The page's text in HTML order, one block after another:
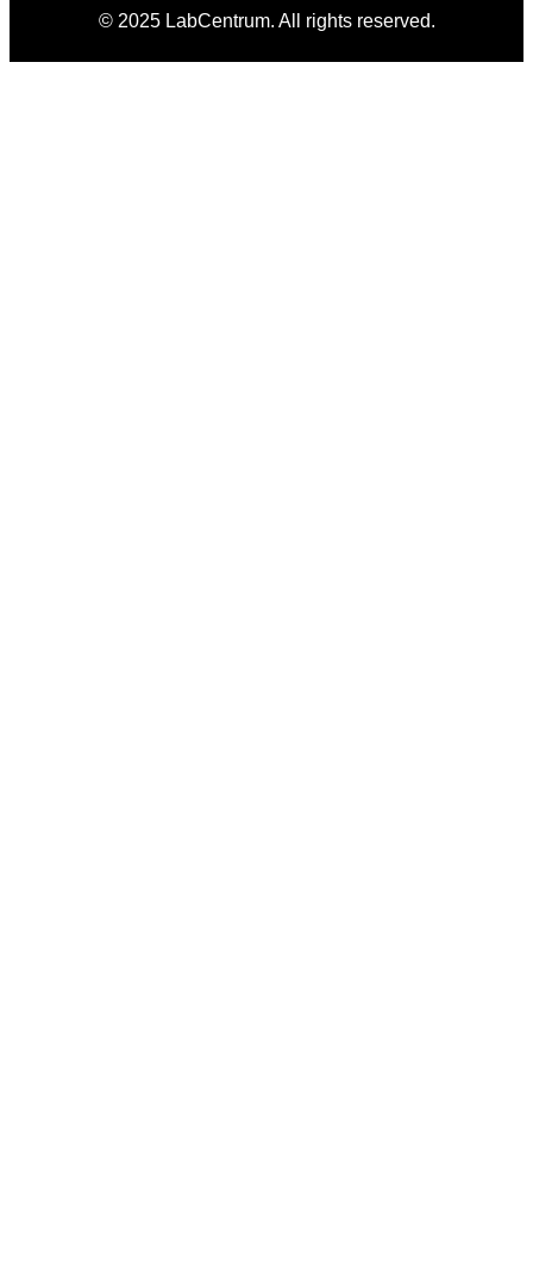
© 2025 LabCentrum. All rights reserved.